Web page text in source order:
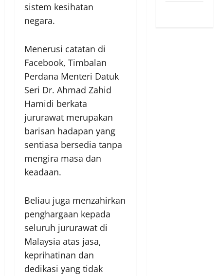
sistem kesihatan
negara.
Menerusi catatan di
Facebook, Timbalan
Perdana Menteri Datuk
Seri Dr. Ahmad Zahid
Hamidi berkata
jururawat merupakan
barisan hadapan yang
sentiasa bersedia tanpa
mengira masa dan
keadaan.
Beliau juga menzahirkan
penghargaan kepada
seluruh jururawat di
Malaysia atas jasa,
keprihatinan dan
dedikasi yang tidak